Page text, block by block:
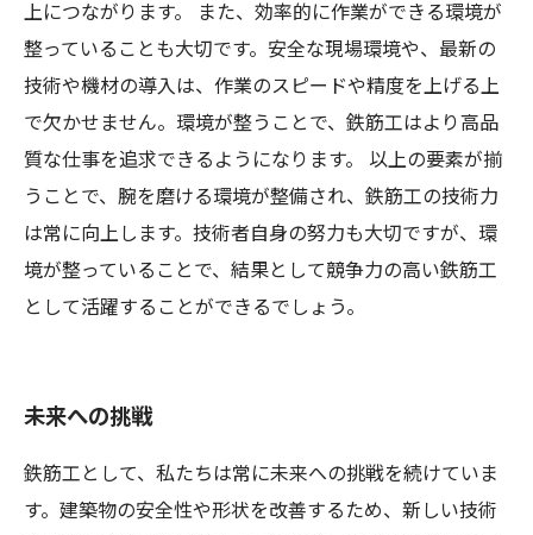
上につながります。 また、効率的に作業ができる環境が
整っていることも大切です。安全な現場環境や、最新の
技術や機材の導入は、作業のスピードや精度を上げる上
で欠かせません。環境が整うことで、鉄筋工はより高品
質な仕事を追求できるようになります。 以上の要素が揃
うことで、腕を磨ける環境が整備され、鉄筋工の技術力
は常に向上します。技術者自身の努力も大切ですが、環
境が整っていることで、結果として競争力の高い鉄筋工
として活躍することができるでしょう。
未来への挑戦
鉄筋工として、私たちは常に未来への挑戦を続けていま
す。建築物の安全性や形状を改善するため、新しい技術